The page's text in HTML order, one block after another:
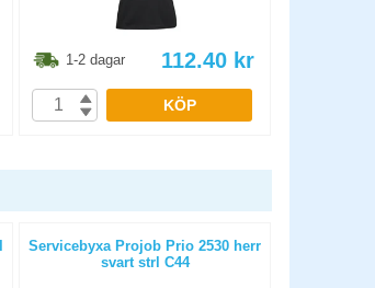
1-2 dagar 112.40 kr
KÖP
Servicebyxa Projob Prio 2530 herr
svart strl C44